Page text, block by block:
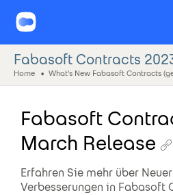
Fabasoft Contracts
Home What's New Fabasoft Contracts
Fabasoft
March Release
Erfahren Sie mehr über
Verbesserungen in Fabasoft